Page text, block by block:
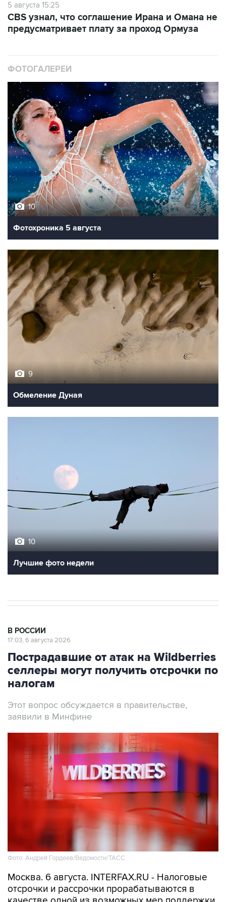
5 августа 15:25
CBS узнал, что соглашение Ирана и Омана не
предусматривает плату за проход Ормуза
ФОТОГАЛЕРЕИ
10
Фотохроника 5 августа
9
Обмеление Дуная
10
Лучшие фото недели
В РОССИИ
17:03, 6 августа 2026
Пострадавшие от атак на Wildberries
селлеры могут получить отсрочки по
налогам
Этот вопрос обсуждается в правительстве,
заявили в Минфине
Фото: Андрей Гордеев/Ведомости/ТАСС
Москва. 6 августа. INTERFAX.RU - Налоговые
отсрочки и рассрочки прорабатываются в